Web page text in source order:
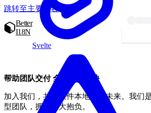
跳转至主要内容
Better
I18N
Svelte
帮助团队交付 全球化，更快
加入我们，共建软件本地化的未来。我们
型团队，拥有远大抱负。